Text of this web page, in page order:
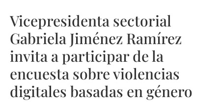
Vicepresidenta sectorial
Gabriela Jiménez Ramírez
invita a participar de la
encuesta sobre violencias
digitales basadas en género